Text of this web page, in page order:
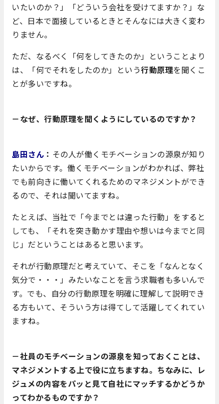
いたいのか？」「どういう会社を受けてますか？」な
ど、日本で面接しているときとそんなには大きく変わ
りません。
ただ、なるべく「何をしてきたのか」ということより
は、「何でそれをしたのか」という行動原理を聞くこ
とが多いですね。
－なぜ、行動原理を聞くようにしているのですか？
島田さん ： その人が働くモチベーションの源泉が知り
たいからです。働くモチベーションがわかれば、弊社
でも前向きに働いてくれるためのマネジメントができ
るので、それは聞いてますね。
たとえば、当社で「今までとは違った行動」をすると
しても、「それを突き動かす理由や想いは今までと同
じ」だということはあると思います。
それが行動原理だと考えていて、そこを「なんとなく
気分で・・・」みたいなことを言う求職者も多いんで
す。でも、自分の行動原理を明確に理解して説明でき
る方もいて、そういう方は得てして活躍してくれてい
ますね。
－社員のモチベーションの源泉を知っておくことは、
マネジメントする上で役に立ちますね。ちなみに、レ
ジュメの内容をパッと見て自社にマッチするかどうか
ってわかるものですか？